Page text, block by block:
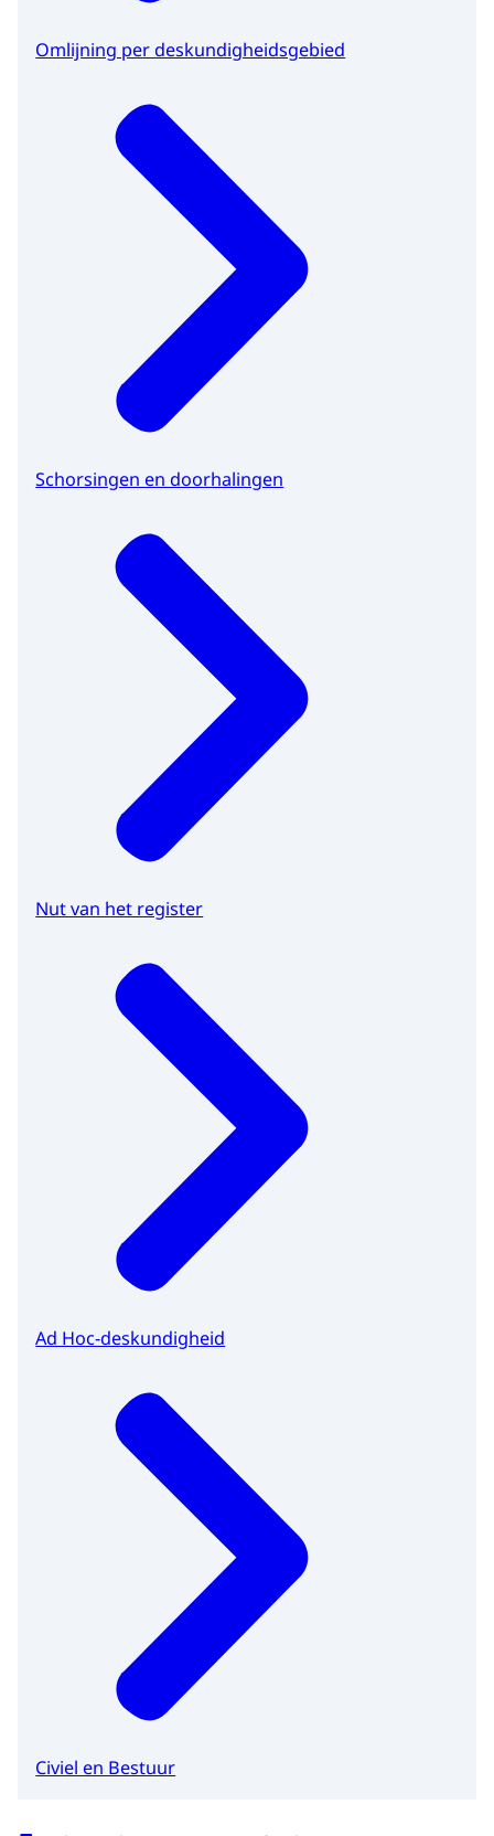
Omlijning per deskundigheidsgebied
Schorsingen en doorhalingen
Nut van het register
Ad Hoc-deskundigheid
Civiel en Bestuur